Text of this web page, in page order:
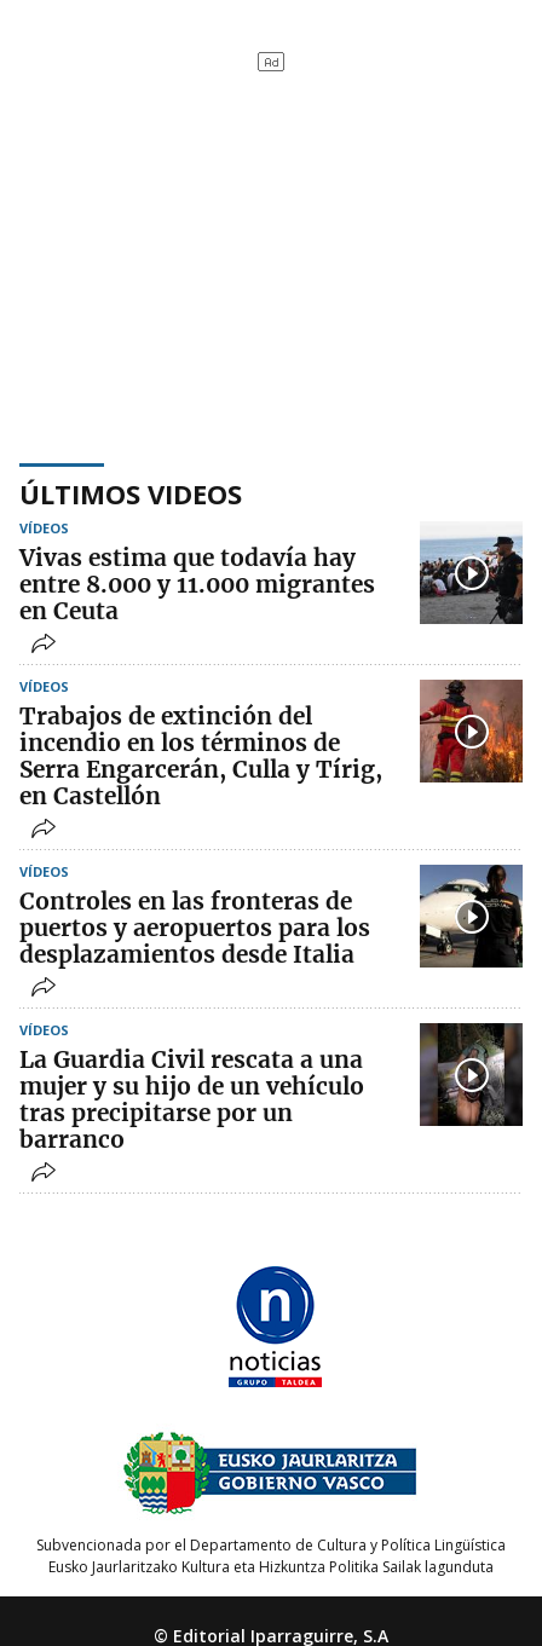
ÚLTIMOS VIDEOS
VÍDEOS
Vivas estima que todavía hay
entre 8.000 y 11.000 migrantes
en Ceuta
VÍDEOS
Trabajos de extinción del
incendio en los términos de
Serra Engarcerán, Culla y Tírig,
en Castellón
VÍDEOS
Controles en las fronteras de
puertos y aeropuertos para los
desplazamientos desde Italia
VÍDEOS
La Guardia Civil rescata a una
mujer y su hijo de un vehículo
tras precipitarse por un
barranco
Subvencionada por el Departamento de Cultura y Política Lingüística
Eusko Jaurlaritzako Kultura eta Hizkuntza Politika Sailak lagunduta
© Editorial Iparraguirre, S.A